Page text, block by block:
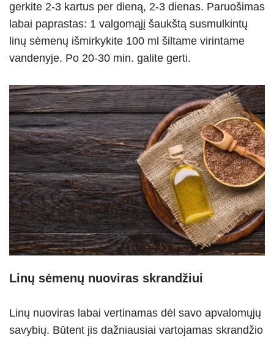
gerkite 2-3 kartus per dieną, 2-3 dienas. Paruošimas
labai paprastas: 1 valgomąjį šaukštą susmulkintų
linų sėmenų išmirkykite 100 ml šiltame virintame
vandenyje. Po 20-30 min. galite gerti.
Linų sėmenų nuoviras skrandžiui
Linų nuoviras labai vertinamas dėl savo apvalomųjų
savybių. Būtent jis dažniausiai vartojamas skrandžio